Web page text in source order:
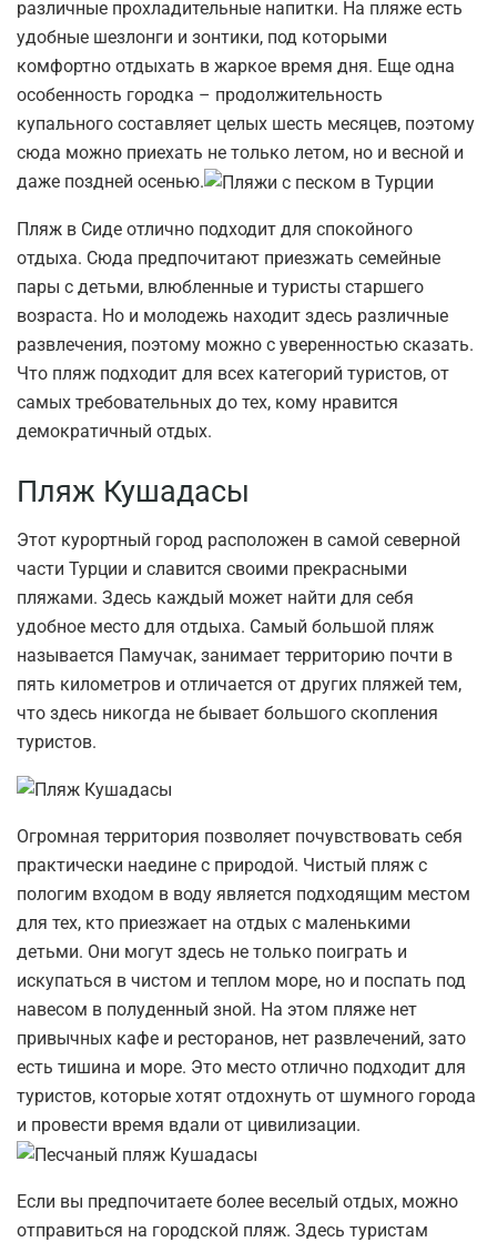
различные прохладительные напитки. На пляже есть
удобные шезлонги и зонтики, под которыми
комфортно отдыхать в жаркое время дня. Еще одна
особенность городка – продолжительность
купального составляет целых шесть месяцев, поэтому
сюда можно приехать не только летом, но и весной и
даже поздней осенью.
Пляж в Сиде отлично подходит для спокойного
отдыха. Сюда предпочитают приезжать семейные
пары с детьми, влюбленные и туристы старшего
возраста. Но и молодежь находит здесь различные
развлечения, поэтому можно с уверенностью сказать.
Что пляж подходит для всех категорий туристов, от
самых требовательных до тех, кому нравится
демократичный отдых.
Пляж Кушадасы
Этот курортный город расположен в самой северной
части Турции и славится своими прекрасными
пляжами. Здесь каждый может найти для себя
удобное место для отдыха. Самый большой пляж
называется Памучак, занимает территорию почти в
пять километров и отличается от других пляжей тем,
что здесь никогда не бывает большого скопления
туристов.
Огромная территория позволяет почувствовать себя
практически наедине с природой. Чистый пляж с
пологим входом в воду является подходящим местом
для тех, кто приезжает на отдых с маленькими
детьми. Они могут здесь не только поиграть и
искупаться в чистом и теплом море, но и поспать под
навесом в полуденный зной. На этом пляже нет
привычных кафе и ресторанов, нет развлечений, зато
есть тишина и море. Это место отлично подходит для
туристов, которые хотят отдохнуть от шумного города
и провести время вдали от цивилизации.
Если вы предпочитаете более веселый отдых, можно
отправиться на городской пляж. Здесь туристам